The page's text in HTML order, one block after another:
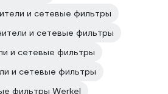
и сетевые фильтры
и сетевые фильтры
и сетевые фильтры
и сетевые фильтры
фильтры Werkel